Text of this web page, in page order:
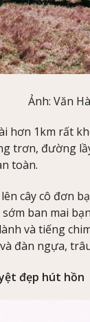
Ảnh: Văn
hơn 1km rất
trơn, đường
toàn.
cây cô đơn
ban mai
và tiếng
đàn ngựa,
đẹp hút hồn